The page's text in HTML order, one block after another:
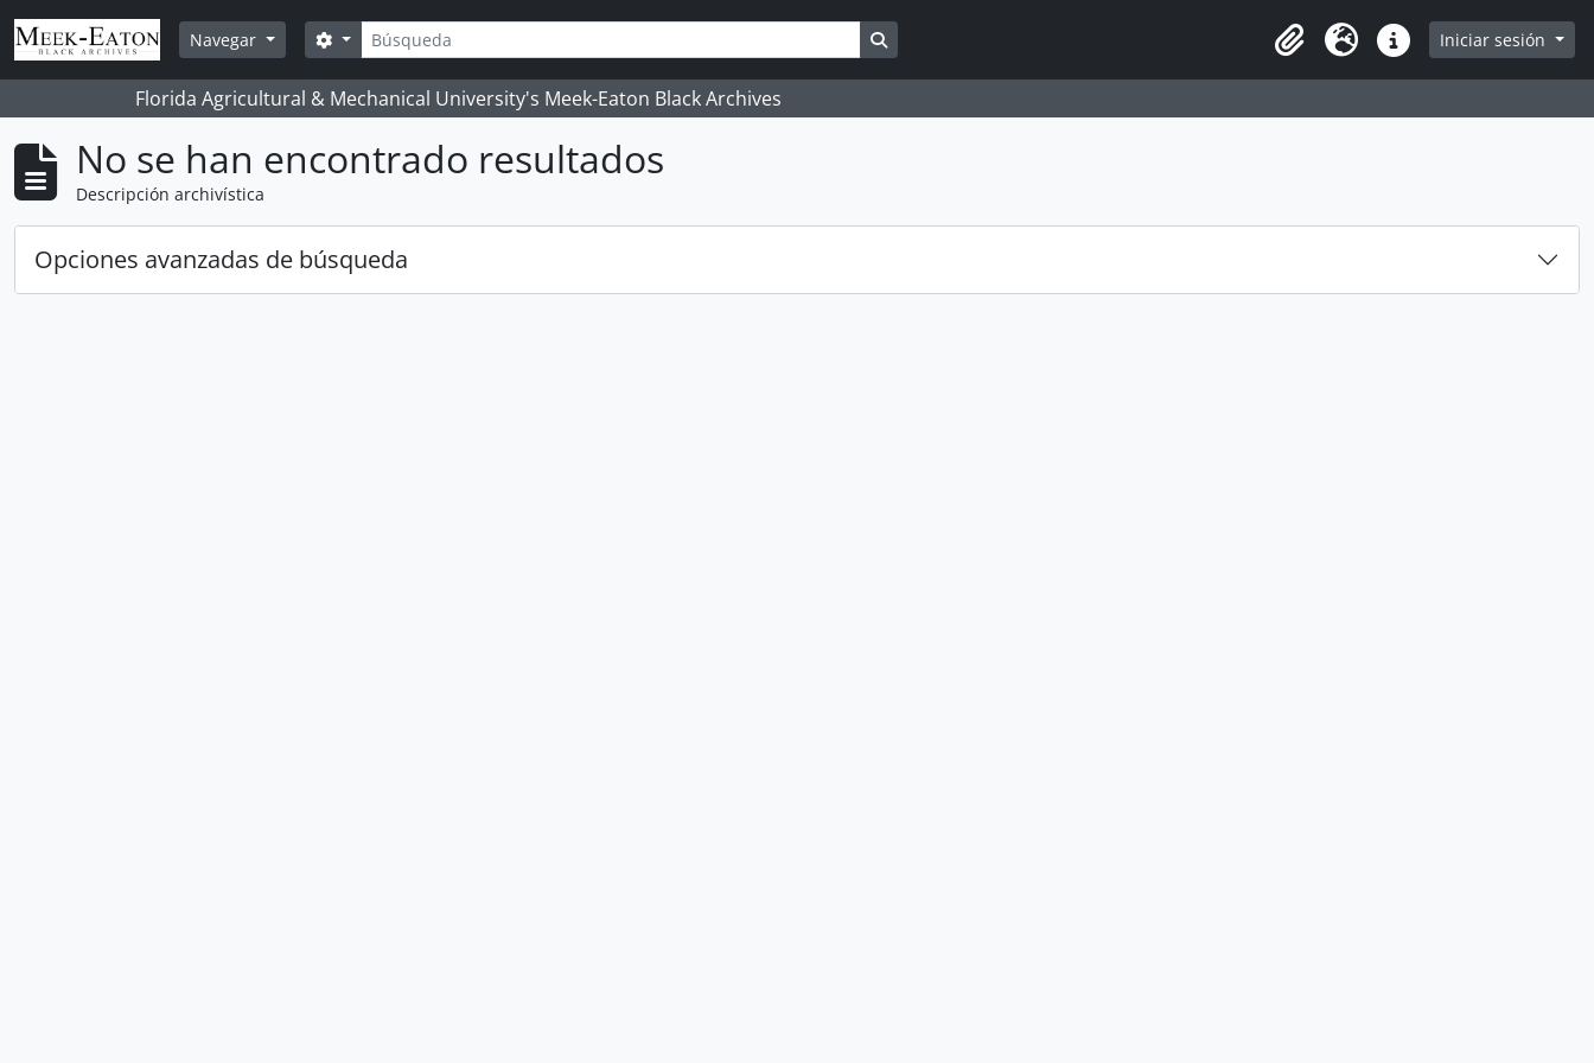
Skip to main content
Navegar
Búsqueda
Search options
Portapapeles
Idioma Enlaces rápidos
Iniciar sesión
Florida Agricultural & Mechanical University's Meek-Eaton Black Archives
No se han encontrado resultados
Descripción archivística
Opciones avanzadas de búsqueda